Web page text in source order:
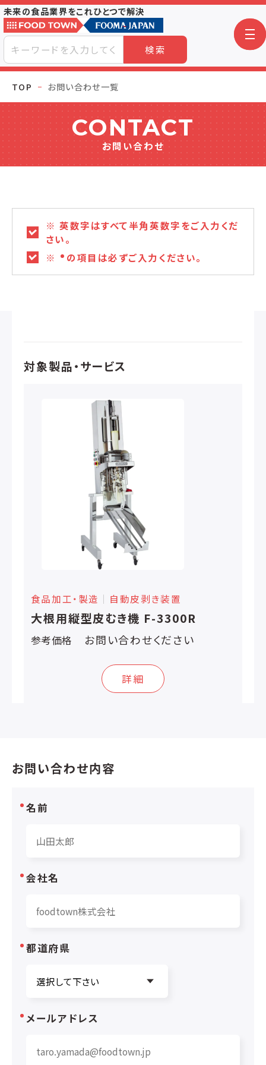
未来の食品業界をこれひとつで解決
検索
TOP お問い合わせ一覧
CONTACT
お問い合わせ
※ 英数字はすべて半角英数字をご入力くだ
さい。
※ の項目は必ずご入力ください。
対象製品・サービス
食品加工・製造 │ 自動皮剥き装置
大根用縦型皮むき機 F-3300R
参考価格 お問い合わせください
詳細
お問い合わせ内容
名前
会社名
都道府県
メールアドレス